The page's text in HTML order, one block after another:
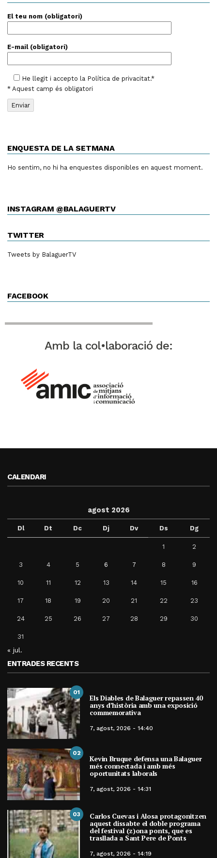
El teu nom (obligatori)
E-mail (obligatori)
He llegit i accepto la Política de privacitat.*
* Aquest camp és obligatori
ENQUESTA DE LA SETMANA
Ho sentim, no hi ha enquestes disponibles en aquest moment.
INSTAGRAM @BALAGUERTV
TWITTER
Tweets by BalaguerTV
FACEBOOK
Amb la col•laboració de:
CALENDARI
agost 2026
Dl Dt Dc Dj Dv Ds Dg
1 2
3 4 5 6 7 8 9
10 11 12 13 14 15 16
17 18 19 20 21 22 23
24 25 26 27 28 29 30
31
« jul.
ENTRADES RECENTS
01
Els Diables de Balaguer repassen 40
anys d’història amb una exposició
commemorativa
7, agost, 2026 - 14:40
02
Kevin Bruque defensa una Balaguer
més connectada i amb més
oportunitats laborals
7, agost, 2026 - 14:31
03 Carlos Cuevas i Alosa protagonitzen
aquest dissabte el doble programa
del festival (z)ona ponts, que es
trasllada a Sant Pere de Ponts
7, agost, 2026 - 14:19